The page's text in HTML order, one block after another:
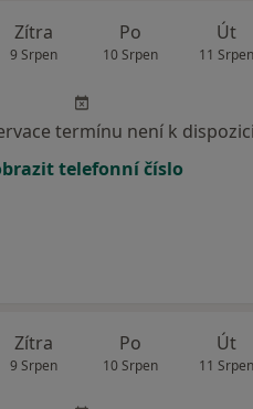
Zítra
9 Srpen
Po
10 Srpen
Út
11 Srpen
termínu není k dispozici
telefonní číslo
Zítra
9 Srpen
Po
10 Srpen
Út
11 Srpen